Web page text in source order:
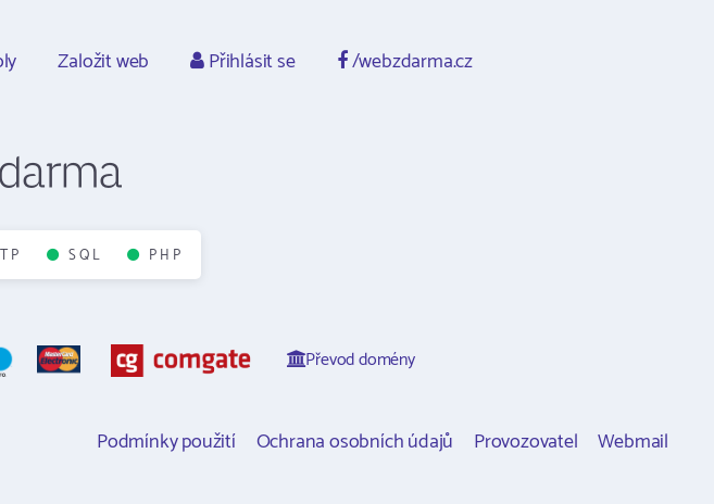
Založit web Přihlásit se /webzdarma.cz
SQL PHP
Převod domény
Podmínky použití Ochrana osobních údajů Provozovatel Webmail